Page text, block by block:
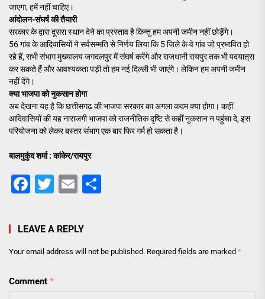
जाएगा, हमें नहीं चाहिए।
आंदोलन-संघर्ष की तैयारी
सरकार के द्वारा दूसरा स्थान देने का प्रस्ताव है किन्तु हम अपनी जमीन नहीं छोड़ेंगे।
56 गांव के आदिवासियों ने सर्वसम्मति से निर्णय लिया कि 5 जिले के वे गांव जो प्रभावित हो
रहे हैं, सभी संभाग मुख्यालय जगदलपुर में संघर्ष करेंगे और राजधानी रायपुर तक भी पदयात्रा
कर सकते हैं और आवश्यकता पड़ी तो हम नई दिल्ली भी जाएंगे। लेकिन हम अपनी जमीन
नहीं देंगे।
क्या भाजपा को नुकसान होगा
अब देखना यह है कि छत्तीसगढ़ की भाजपा सरकार का अगला कदम क्या होगा। कहीं
आदिवासियों की यह नाराजगी भाजपा को राजनीतिक दृष्टि से कहीं नुकसान न पहुंचा दे, इस
परियोजना को लेकर बस्तर संभाग एक बार फिर गर्म हो सकता है।
बालमुकुंद शर्मा : कांकेर/रायपुर
Facebook
Twitter
Email
LEAVE A REPLY
Your email address will not be published. Required fields are marked *
Comment *